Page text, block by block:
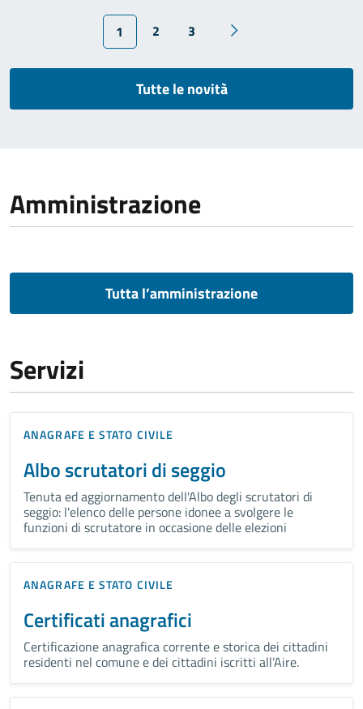
1 2 3
Tutte le novità
Amministrazione
Tutta l’amministrazione
Servizi
ANAGRAFE E STATO CIVILE
Albo scrutatori di seggio
Tenuta ed aggiornamento dell'Albo degli scrutatori di
seggio: l'elenco delle persone idonee a svolgere le
funzioni di scrutatore in occasione delle elezioni
ANAGRAFE E STATO CIVILE
Certificati anagrafici
Certificazione anagrafica corrente e storica dei cittadini
residenti nel comune e dei cittadini iscritti all’Aire.